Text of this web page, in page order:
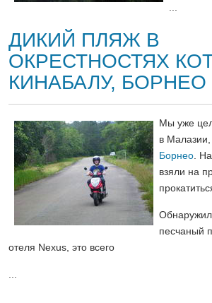
ДИКИЙ ПЛЯЖ В
ОКРЕСТНОСТЯХ
КИНАБАЛУ, БОРНЕО
Мы уже
в
Борнео .
взяли на
песчаный
отеля Nexus, это всего